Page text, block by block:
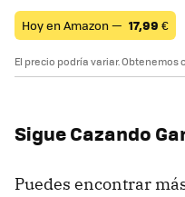
Hoy en Amazon — 17,99 €
El precio podría variar.
Sigue Cazando
Puedes encontrar